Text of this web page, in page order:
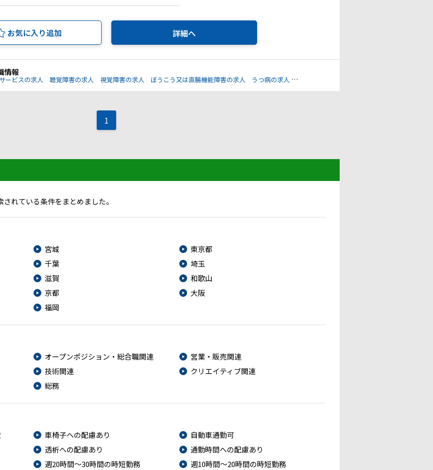
お気に入り追加 詳細へ
情報
サービスの求人 聴覚障害の求人 視覚障害の求人 ぼうこう又は直腸機能障害の求人 うつ病の求人 双極性障害Ⅰ型（躁うつ）の求人
1
れている条件をまとめました。
宮城
東京都
千葉
埼玉
滋賀
和歌山
京都
大阪
福岡
オープンポジション・総合職関連
営業・販売関連
技術関連
クリエイティブ関連
総務
車椅子への配慮あり
自動車通勤可
透析への配慮あり
通勤時間への配慮あり
週20時間～30時間の時短勤務
週10時間～20時間の時短勤務